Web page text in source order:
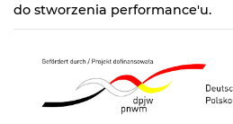
do stworzenia performance'u.